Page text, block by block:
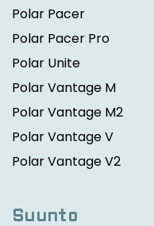
Polar Pacer
Polar Pacer Pro
Polar Unite
Polar Vantage M
Polar Vantage M2
Polar Vantage V
Polar Vantage V2
Suunto